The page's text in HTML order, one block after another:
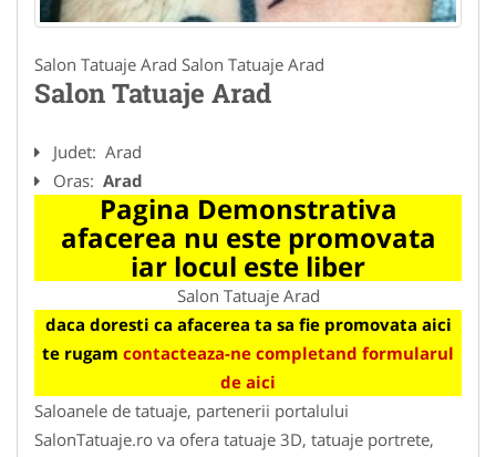
Salon Tatuaje Arad Salon Tatuaje Arad
Salon Tatuaje Arad
Judet: Arad
Oras: Arad
Pagina Demonstrativa
afacerea nu este promovata
iar locul este liber
Salon Tatuaje Arad
daca doresti ca afacerea ta sa fie promovata aici
te rugam contacteaza-ne completand formularul
de aici
Saloanele de tatuaje, partenerii portalului
SalonTatuaje.ro va ofera tatuaje 3D, tatuaje portrete,